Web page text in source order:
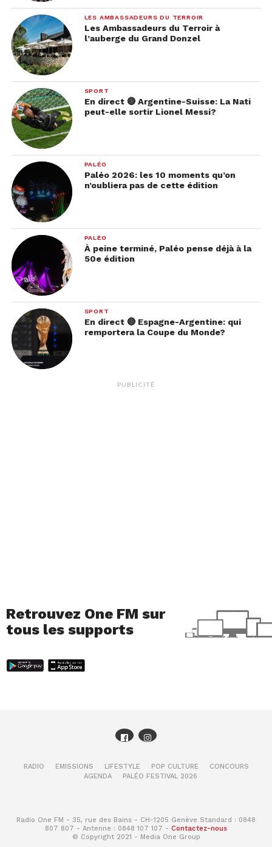
LES AMBASSADEURS DU TERROIR
Les Ambassadeurs du Terroir à
l’auberge du Grand Donzel
SPORT
En direct 🔴 Argentine-Suisse: La Nati
peut-elle sortir Lionel Messi?
PALÉO
Paléo 2026: les 10 moments qu’on
n’oubliera pas de cette édition
PALÉO
À peine terminé, Paléo pense déjà à la
50e édition
SPORT
En direct 🔴 Espagne-Argentine: qui
remportera la Coupe du Monde?
PUBLICITÉ
Retrouvez One FM sur
tous les supports
RADIO EMISSIONS LIFESTYLE POP CULTURE
CONCOURS
AGENDA
PALÉO FESTIVAL 2026
Radio One FM - 35, rue des Bains - CH-1205 Genève Standard : 0848
807 807 - Antenne : 0848 107 107 - Contactez-nous
© Copyright 2021 - Media One Group